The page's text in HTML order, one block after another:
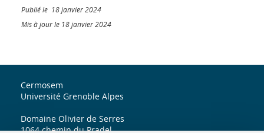
Publié le 18 janvier 2024
Mis à jour le 18 janvier 2024
Cermosem
Université Grenoble Alpes
Domaine Olivier de Serres
1064 chemin du Pradel